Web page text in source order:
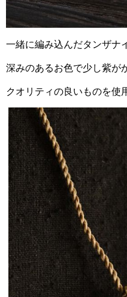
一緒に編み込んだタンザナ
深みのあるお色で少し紫が
クオリティの良いものを使